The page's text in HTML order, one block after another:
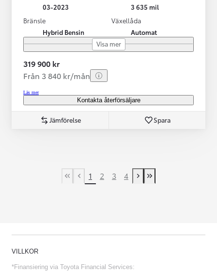
03-2023
3 635 mil
Bränsle
Hybrid Bensin
Växellåda
Automat
Visa mer
319 900 kr
Från 3 840 kr/mån
Läs mer
Kontakta återförsäljare
Jämförelse Spara
First Page
Previous page
1 2 3 4
Next page
Last Page
VILLKOR
*Finansiering via Toyota Financial Services: